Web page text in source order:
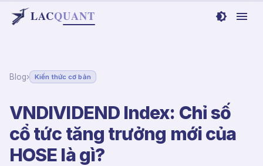
LACQUANT
Blog› Kiến thức cơ bản
VNDIVIDEND Index: Chỉ số
cổ tức tăng trưởng mới của
HOSE là gì?